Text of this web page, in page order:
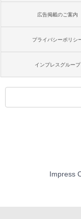
広告掲載のご案内
プライバシーポリシ
インプレスグループ
Impress